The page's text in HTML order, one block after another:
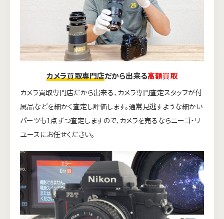
カメラ買取専門店だから出来る高額買取
カメラ買取専門店だから出来る、カメラ専門査定スタッフが付
属品などを細かく査定し評価します。通常見逃すような細かい
パーツも1点ずつ査定しますので、カメラを売るならニーゴ・リ
ユースにお任せください。